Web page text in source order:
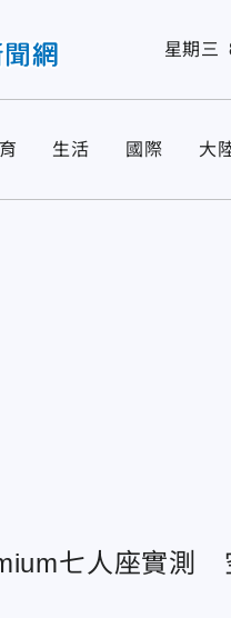
星期三
生活 國際 大
七人座實測